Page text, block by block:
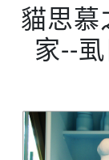
貓思慕
家--